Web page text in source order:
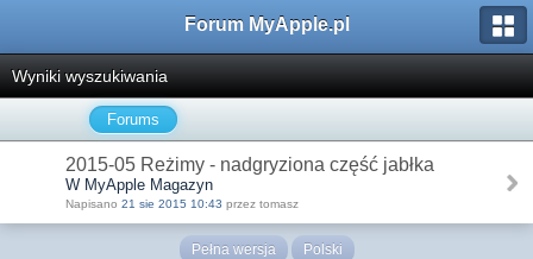
Forum MyApple.pl
Wyniki wyszukiwania
Forums
2015-05 Reżimy - nadgryziona część jabłka
W MyApple Magazyn
Napisano 21 sie 2015 10:43 przez tomasz
Pełna wersja Polski